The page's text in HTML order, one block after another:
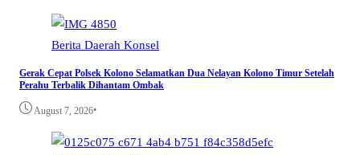
Berita Daerah Konsel
Gerak Cepat Polsek Kolono Selamatkan Dua Nelayan Kolono Timur Setelah
Perahu Terbalik Dihantam Ombak
August 7, 2026•